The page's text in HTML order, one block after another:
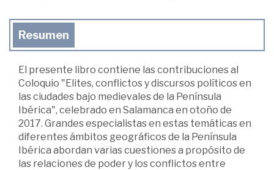
Resumen
El presente libro contiene las contribuciones al
Coloquio "Elites, conflictos y discursos políticos en
las ciudades bajo medievales de la Península
Ibérica", celebrado en Salamanca en otoño de
2017. Grandes especialistas en estas temáticas en
diferentes ámbitos geográficos de la Península
Ibérica abordan varias cuestiones a propósito de
las relaciones de poder y los conflictos entre